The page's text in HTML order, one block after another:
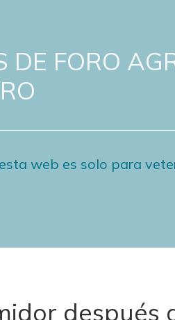
DE FORO
web es solo para
después